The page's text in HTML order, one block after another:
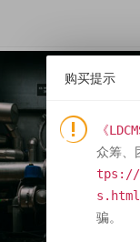
购买提示
《
众筹、
tps://
s.html
骗。